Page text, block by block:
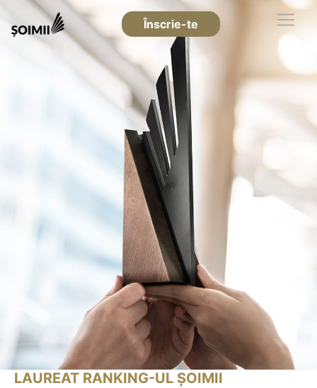
Înscrie-te
LAUREAT RANKING-UL ȘOIMII